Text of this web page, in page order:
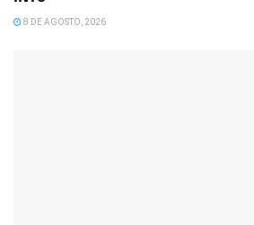
8 DE AGOSTO, 2026